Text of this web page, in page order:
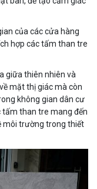
của các cửa hàng
hợp các tấm than tre
giữa thiên nhiên và
mặt thị giác mà còn
không gian dân cư
tấm than tre mang đến
môi trường trong thiết